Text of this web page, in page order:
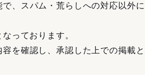
、スパム・荒らしへの対応以外に
っております。
を確認し、承認した上での掲載